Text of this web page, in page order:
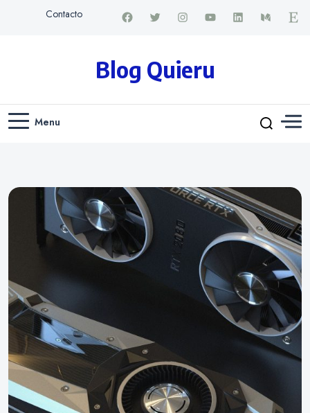
Contacto
Blog Quieru
Menu